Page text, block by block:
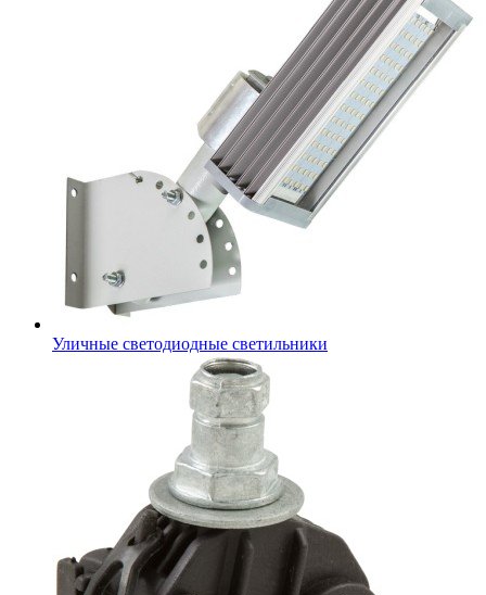
Уличные светодиодные светильники